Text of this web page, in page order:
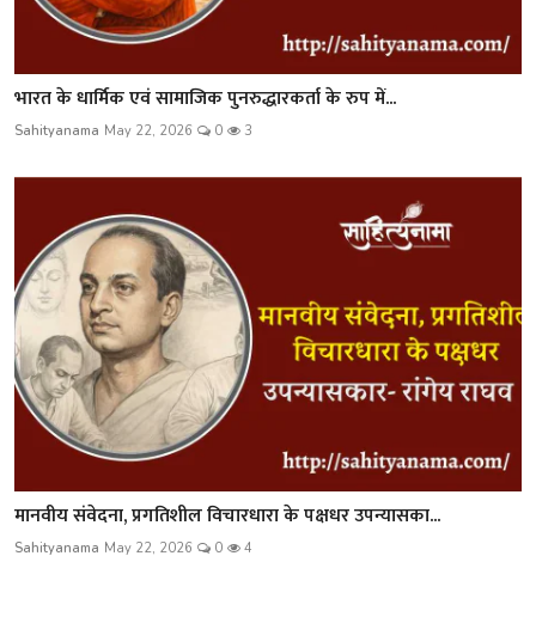
भारत के धार्मिक एवं सामाजिक पुनरुद्धारकर्ता के रुप में...
Sahityanama May 22, 2026 0 3
मानवीय संवेदना, प्रगतिशील विचारधारा के पक्षधर उपन्यासका...
Sahityanama May 22, 2026 0 4